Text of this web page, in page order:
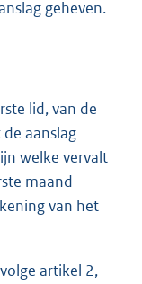
geheven.
lid, van de
aanslag
welke vervalt
maand
van het
artikel 2,